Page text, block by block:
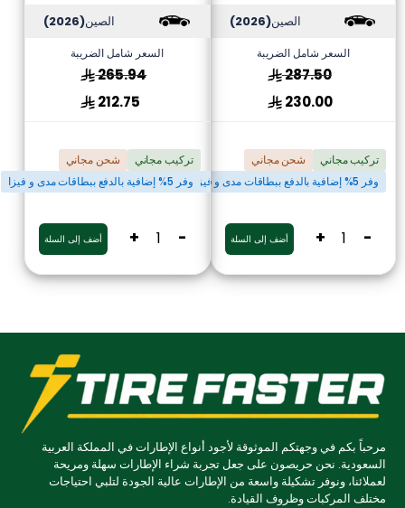
الصين(2026)
السعر شامل الضريبة
287.50
230.00
تركيب مجاني
شحن مجاني
وفر 5% إضافية بالدفع ببطاقات مدى و فيزا
-
+ أضف إلى السلة
الصين(2026)
السعر شامل الضريبة
265.94
212.75
تركيب مجاني
شحن مجاني
وفر 5% إضافية بالدفع ببطاقات مدى و فيزا
-
+ أضف إلى السلة
مرحباً بكم في وجهتكم الموثوقة لأجود أنواع الإطارات في المملكة العربية
السعودية. نحن حريصون على جعل تجربة شراء الإطارات سهلة ومريحة
لعملائنا، ونوفر تشكيلة واسعة من الإطارات عالية الجودة لتلبي احتياجات
مختلف المركبات وظروف القيادة.